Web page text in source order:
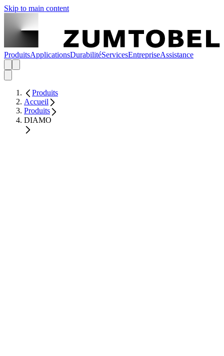
Skip to main content
ProduitsApplicationsDurabilitéServicesEntrepriseAssistance
Produits
Accueil
Produits
DIAMO